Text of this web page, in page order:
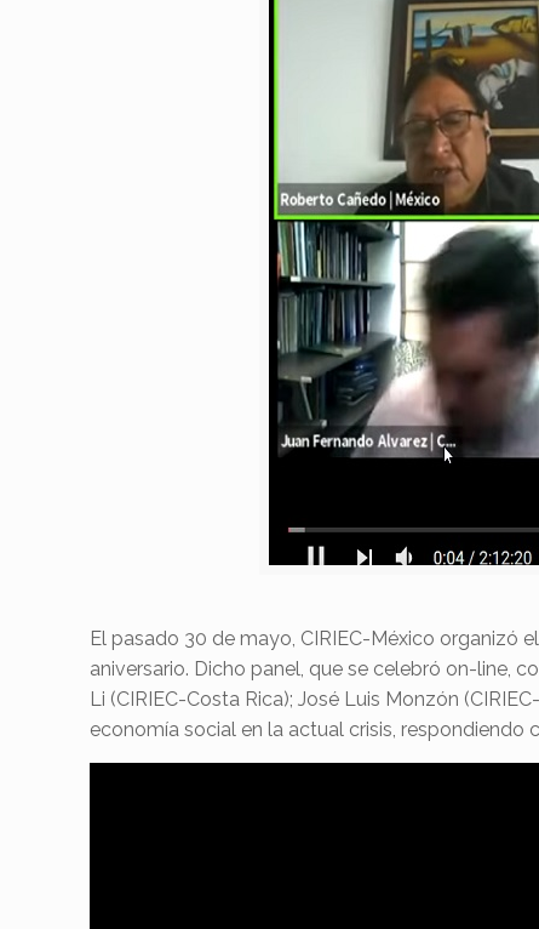
El pasado 30 de mayo, CIRIEC-México organizó
aniversario. Dicho panel, que se celebró on-line,
Li (CIRIEC-Costa Rica); José Luis Monzón
economía social en la actual crisis,